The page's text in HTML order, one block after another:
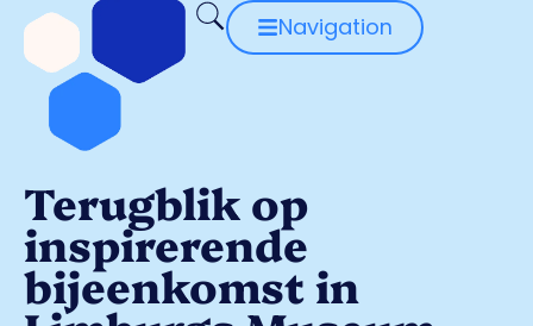
Navigation
Terugblik op
inspirerende
bijeenkomst in